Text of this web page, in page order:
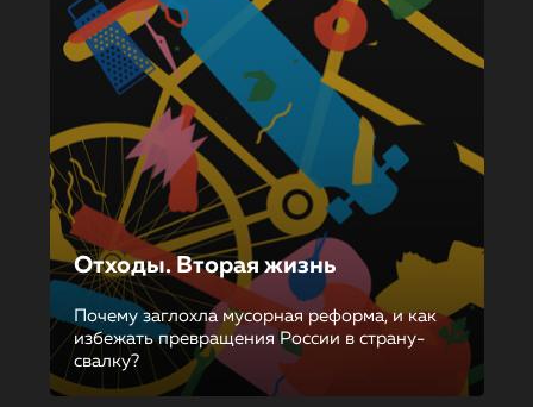
Отходы. Вторая жизнь
Почему заглохла мусорная реформа, и как
избежать превращения России в страну-
свалку?